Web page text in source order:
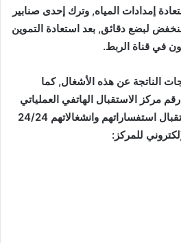
إمدادات المياه, وترك إحدى صنابير
لبضع دقائق, بعد استعادة التموين
في قناة الربط.
الناتجة عن هذه الأشغال, كما
الاستقبال الهاتفي العملياتي
الخاص بالشركة 1594, لإستقبال استفساراتهم وانشغالاتهم 24/24